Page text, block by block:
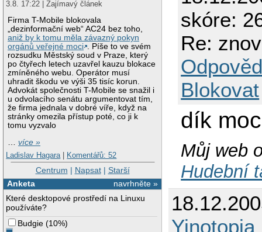
3.8. 17:22 | Zajímavý článek
Firma T-Mobile blokovala
„dezinformační web“ AC24 bez toho,
aniž by k tomu měla závazný pokyn
orgánů veřejné moci . Píše to ve svém
rozsudku Městský soud v Praze, který
po čtyřech letech uzavřel kauzu blokace
zmíněného webu. Operátor musí
uhradit škodu ve výši 35 tisíc korun.
Advokát společnosti T-Mobile se snažil i
u odvolacího senátu argumentovat tím,
že firma jednala v dobré víře, když na
stránky omezila přístup poté, co ji k
tomu vyzvalo
…více »
Ladislav Hagara | Komentářů: 52
Centrum | Napsat| Starší
navrhněte »
Anketa
Které desktopové prostředí na Linuxu
používáte?
Budgie (10%)
skóre:
Re:
Blokovat
dík
Můj web
Hudební
Yinotopia